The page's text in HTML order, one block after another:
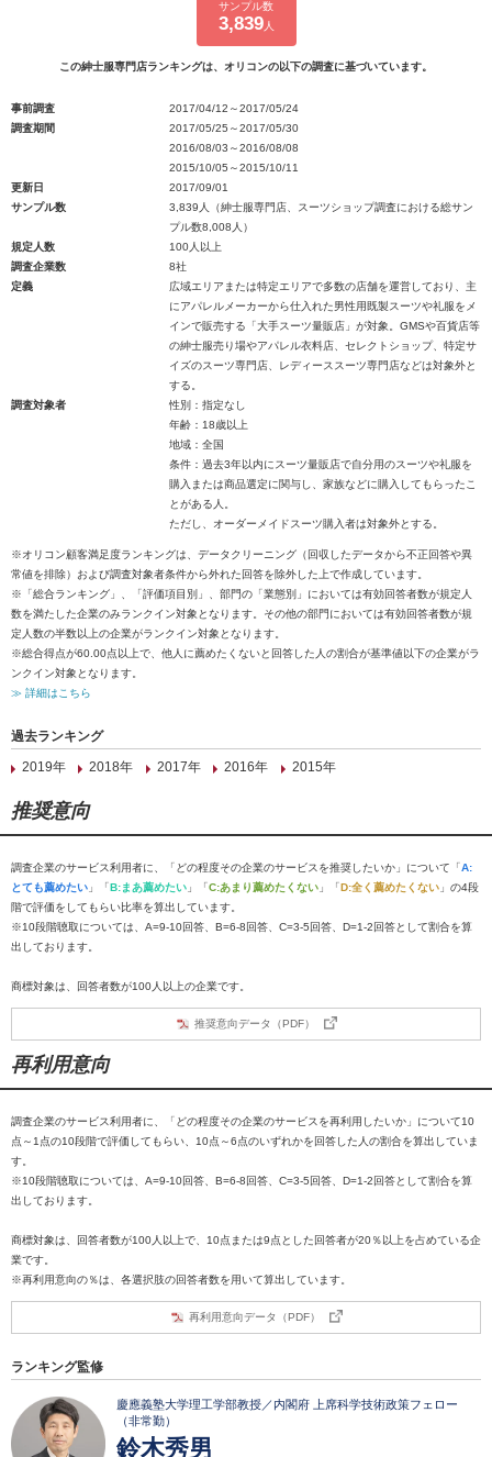
サンプル数
3,839人
この紳士服専門店ランキングは、オリコンの以下の調査に基づいています。
事前調査
2017/04/12～2017/05/24
調査期間
2017/05/25～2017/05/30
2016/08/03～2016/08/08
2015/10/05～2015/10/11
更新日
2017/09/01
サンプル数
3,839人（紳士服専門店、スーツショップ調査における総サン
プル数8,008人）
規定人数
100人以上
調査企業数
8社
定義
広域エリアまたは特定エリアで多数の店舗を運営しており、主
にアパレルメーカーから仕入れた男性用既製スーツや礼服をメ
インで販売する「大手スーツ量販店」が対象。GMSや百貨店等
の紳士服売り場やアパレル衣料店、セレクトショップ、特定サ
イズのスーツ専門店、レディーススーツ専門店などは対象外と
する。
調査対象者
性別：指定なし
年齢：18歳以上
地域：全国
条件：過去3年以内にスーツ量販店で自分用のスーツや礼服を
購入または商品選定に関与し、家族などに購入してもらったこ
とがある人。
ただし、オーダーメイドスーツ購入者は対象外とする。
※オリコン顧客満足度ランキングは、データクリーニング（回収したデータから不正回答や異
常値を排除）および調査対象者条件から外れた回答を除外した上で作成しています。
※「総合ランキング」、「評価項目別」、部門の「業態別」においては有効回答者数が規定人
数を満たした企業のみランクイン対象となります。その他の部門においては有効回答者数が規
定人数の半数以上の企業がランクイン対象となります。
※総合得点が60.00点以上で、他人に薦めたくないと回答した人の割合が基準値以下の企業がラ
ンクイン対象となります。
≫ 詳細はこちら
過去ランキング
2019年
2018年 2017年 2016年 2015年
推奨意向
調査企業のサービス利用者に、「どの程度その企業のサービスを推奨したいか」について「A:
とても薦めたい 」「B:まあ薦めたい 」「C:あまり薦めたくない 」「D:全く薦めたくない 」の4段
階で評価をしてもらい比率を算出しています。
※10段階聴取については、A=9-10回答、B=6-8回答、C=3-5回答、D=1-2回答として割合を算
出しております。
商標対象は、回答者数が100人以上の企業です。
推奨意向データ（PDF）
再利用意向
調査企業のサービス利用者に、「どの程度その企業のサービスを再利用したいか」について10
点～1点の10段階で評価してもらい、10点～6点のいずれかを回答した人の割合を算出していま
す。
※10段階聴取については、A=9-10回答、B=6-8回答、C=3-5回答、D=1-2回答として割合を算
出しております。
商標対象は、回答者数が100人以上で、10点または9点とした回答者が20％以上を占めている企
業です。
※再利用意向の％は、各選択肢の回答者数を用いて算出しています。
再利用意向データ（PDF）
ランキング監修
慶應義塾大学理工学部教授／内閣府 上席科学技術政策フェロー
（非常勤）
鈴木秀男